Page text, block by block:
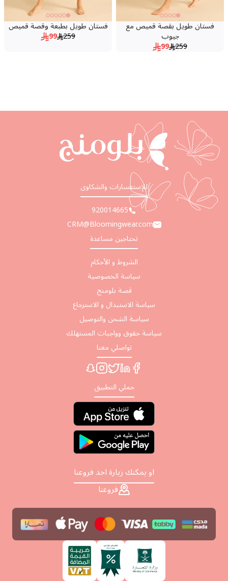
فستان طويل بقصة قميص مع
جيوب
259
99
فستان طويل بطبعة وقصة قميص
259
99
للإستفسارات والشكاوى
920014665
CRM@Bloomingwear.com
تحتاجين مساعدة
الشروط و الأحكام
سياسة الخصوصية
قصة بلومنج
سياسة الاستبدال و الاسترجاع
سياسة الشحن والتوصيل
سياسة حقوق وواجبات المستهلك
تواصلي معنا
حملي التطبيق
او يمكنك زيارة احد فروعنا
فروعنا